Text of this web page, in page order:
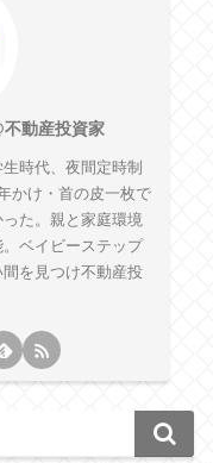
動産投資家
時代、夜間定時制
かけ・首の皮一枚で
た。親と家庭環境
ベイビーステップ
を見つけ不動産投